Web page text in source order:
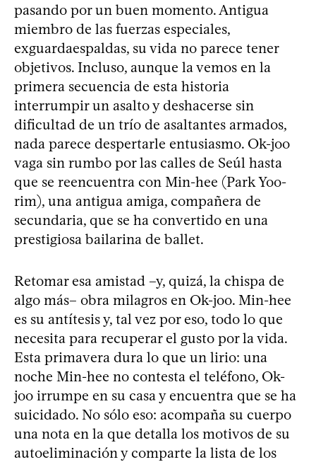
pasando por un buen momento. Antigua
miembro de las fuerzas especiales,
exguardaespaldas, su vida no parece tener
objetivos. Incluso, aunque la vemos en la
primera secuencia de esta historia
interrumpir un asalto y deshacerse sin
dificultad de un trío de asaltantes armados,
nada parece despertarle entusiasmo. Ok-joo
vaga sin rumbo por las calles de Seúl hasta
que se reencuentra con Min-hee (Park Yoo-
rim), una antigua amiga, compañera de
secundaria, que se ha convertido en una
prestigiosa bailarina de ballet.
Retomar esa amistad –y, quizá, la chispa de
algo más– obra milagros en Ok-joo. Min-hee
es su antítesis y, tal vez por eso, todo lo que
necesita para recuperar el gusto por la vida.
Esta primavera dura lo que un lirio: una
noche Min-hee no contesta el teléfono, Ok-
joo irrumpe en su casa y encuentra que se ha
suicidado. No sólo eso: acompaña su cuerpo
una nota en la que detalla los motivos de su
autoeliminación y comparte la lista de los